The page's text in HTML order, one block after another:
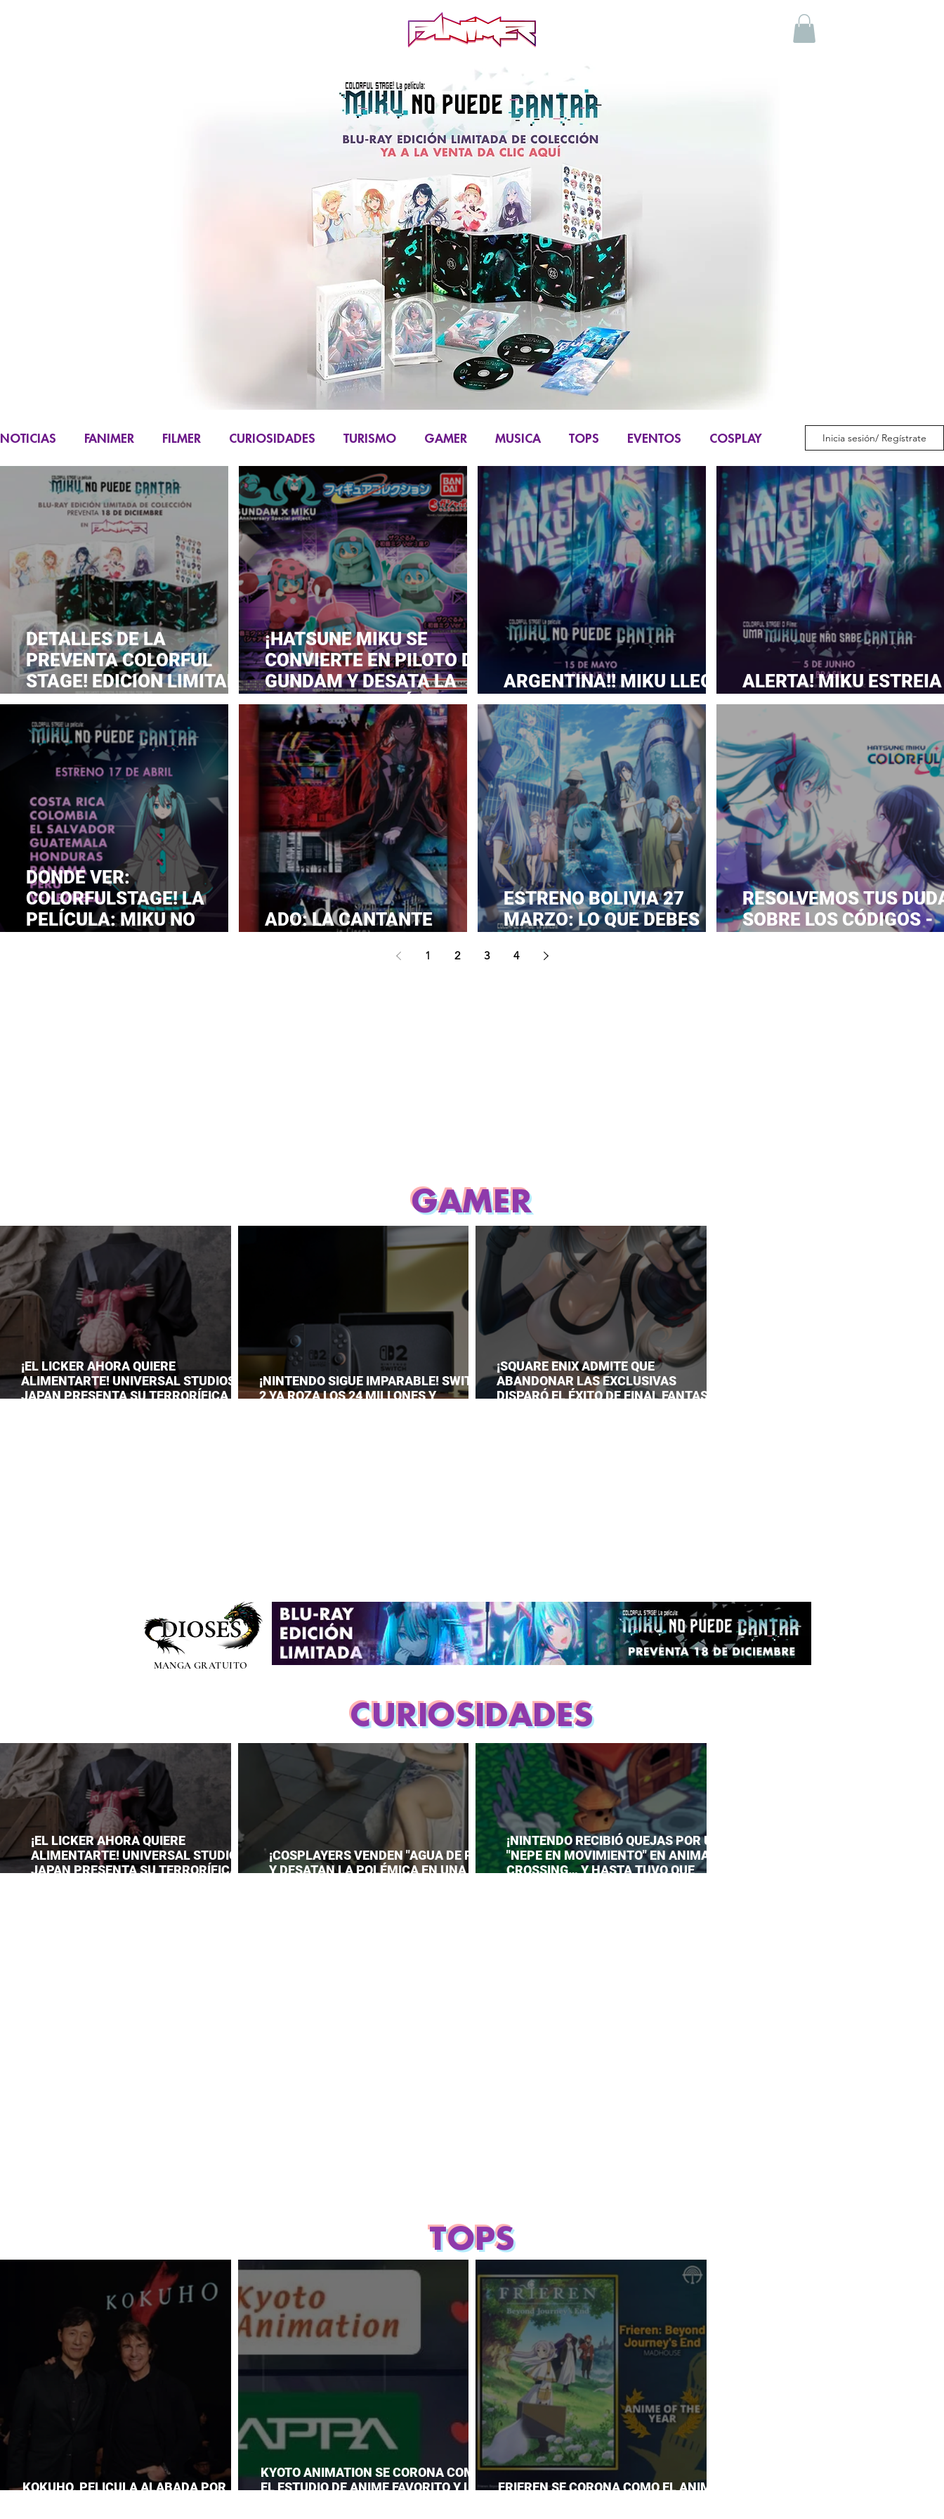
NOTICIAS FANIMER FILMER CURIOSIDADES TURISMO GAMER MUSICA TOPS EVENTOS COSPLAY
FIGURAS K-CONTENT LIVE ACTION MIKU MANGA Y COMIC
Inicia sesión/ Regístrate
DETALLES DE LA
PREVENTA COLORFUL
STAGE! EDICION LIMITADA
DE COLECCION EN MEXICO
¡HATSUNE MIKU SE
CONVIERTE EN PILOTO DE
GUNDAM Y DESATA LA
LOCURA EN JAPÓN!
ARGENTINA!! MIKU LLEGA
A ESTOS CINES
ALERTA! MIKU ESTREIA
NOS CINEMAS DO
DONDE VER:
COLORFULSTAGE! LA
PELÍCULA: MIKU NO
ADO: LA CANTANTE
ESTRENO BOLIVIA 27
MARZO: LO QUE DEBES
RESOLVEMOS TUS
SOBRE LOS CÓDIGOS -
1 2 3 4
GAMER
¡EL LICKER AHORA QUIERE
ALIMENTARTE! UNIVERSAL STUDIOS
JAPAN PRESENTA SU TERRORÍFICA
¡NINTENDO SIGUE IMPARABLE! SWITCH
2 YA ROZA LOS 24 MILLONES Y
¡SQUARE ENIX ADMITE QUE
ABANDONAR LAS EXCLUSIVAS
DISPARÓ EL ÉXITO DE FINAL FANTASY
MANGA GRATUITO
CURIOSIDADES
¡EL LICKER AHORA QUIERE
ALIMENTARTE! UNIVERSAL STUDIOS
JAPAN PRESENTA SU TERRORÍFICA
¡COSPLAYERS VENDEN "AGUA DE PIES"
Y DESATAN LA POLÉMICA EN UNA
¡NINTENDO RECIBIÓ QUEJAS POR UN
"NEPE EN MOVIMIENTO" EN ANIMAL
CROSSING… Y HASTA TUVO QUE
TOPS
KOKUHO, PELICULA ALABADA POR
KYOTO ANIMATION SE CORONA COMO
EL ESTUDIO DE ANIME FAVORITO Y LE
FRIEREN SE CORONA COMO EL ANIME